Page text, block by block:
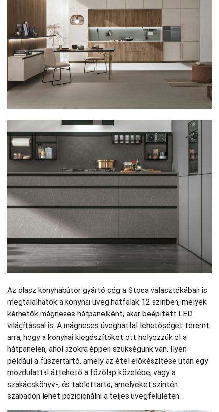
Az olasz konyhabútor gyártó cég a Stosa választékában is
megtalálhatók a konyhai üveg hátfalak 12 színben, melyek
kérhetők mágneses hátpanelként, akár beépített LED
világítással is. A mágneses üveghátfal lehetőséget teremt
arra, hogy a konyhai kiegészítőket ott helyezzük el a
hátpanelen, ahol azokra éppen szükségünk van. Ilyen
például a fűszertartó, amely az étel előkészítése után egy
mozdulattal áttehető a főzőlap közelébe, vagy a
szakácskönyv-, és tablettartó, amelyeket szintén
szabadon lehet pozicionálni a teljes üvegfelületen.